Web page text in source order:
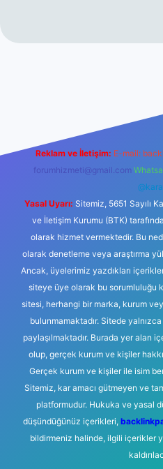
Reklam ve İletişim: E-mail:
forumhizmeti@gmail.com
Yasal Uyarı: Sitemiz, 5651 Sayılı
ve İletişim Kurumu (BTK)
olarak hizmet vermektedir. Bu
olarak denetleme veya araştırma
Ancak, üyelerimiz yazdıkları
siteye üye olarak bu sorumluluğu
sitesi, herhangi bir marka, kurum
bulunmamaktadır. Sitede
paylaşılmaktadır. Burada yer alan
olup, gerçek kurum ve kişiler
Gerçek kurum ve kişiler ile isim
Sitemiz, kar amacı gütmeyen ve
platformudur. Hukuka ve yasal
düşündüğünüz içerikleri,
bildirmeniz halinde, ilgili içerikler